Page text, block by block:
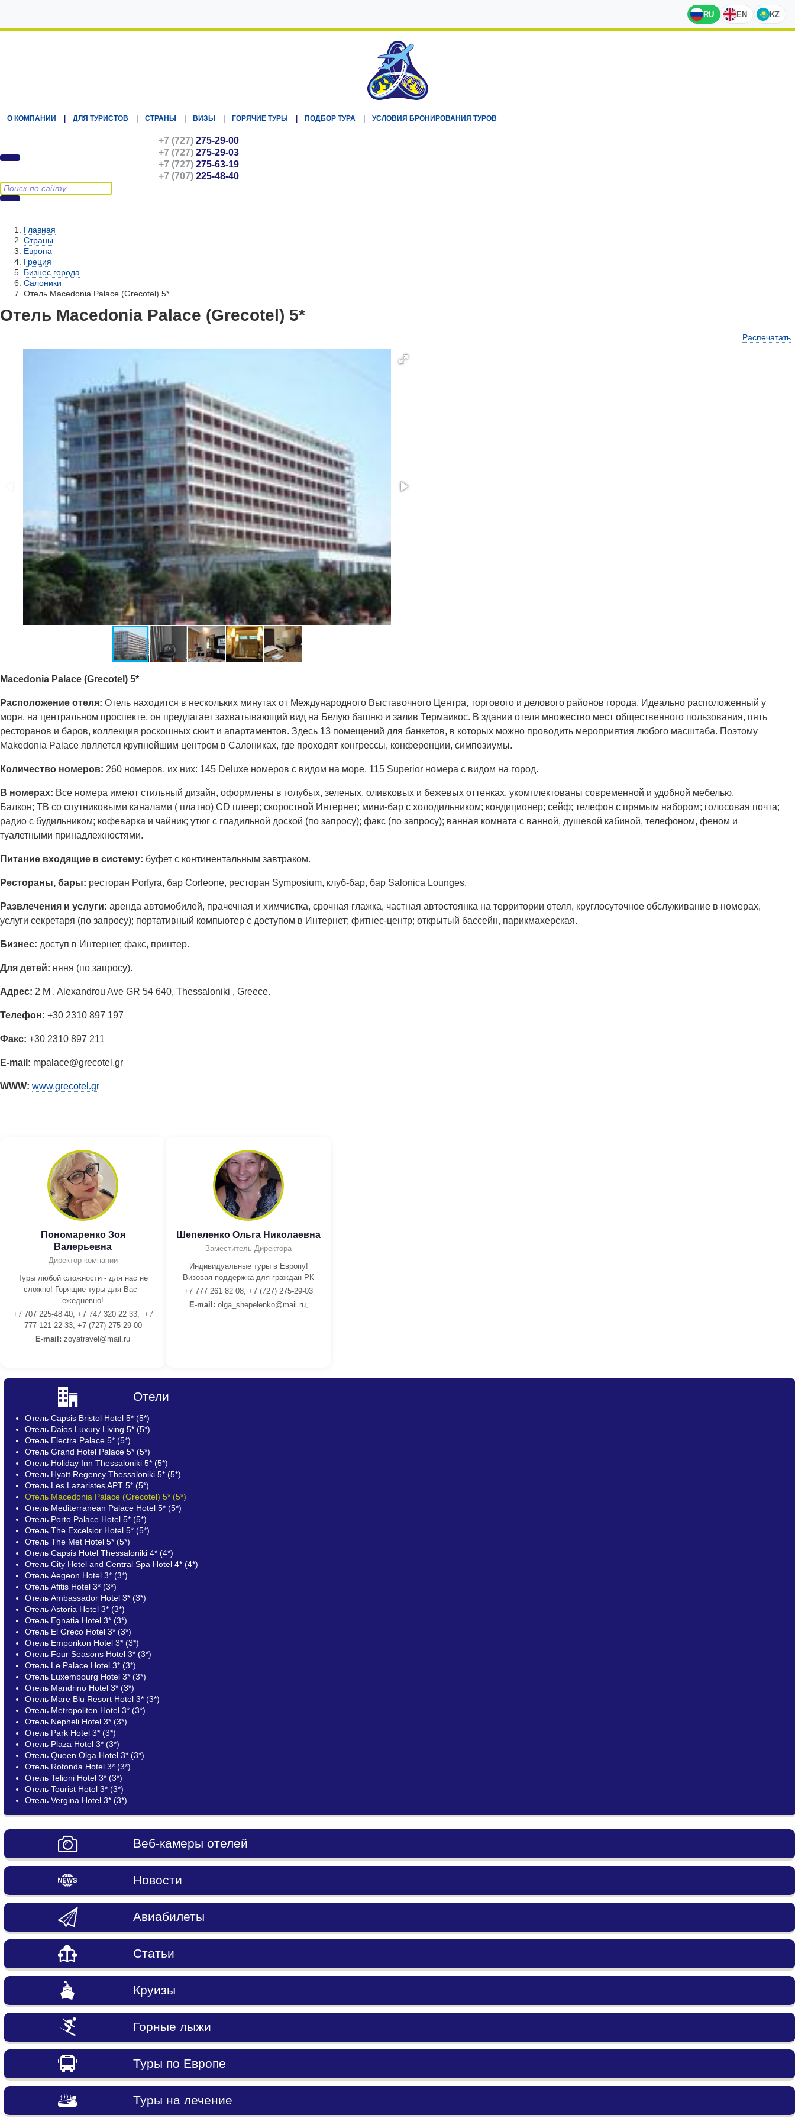
RU EN KZ
О КОМПАНИИ ДЛЯ ТУРИСТОВ СТРАНЫ ВИЗЫ ГОРЯЧИЕ ТУРЫ ПОДБОР ТУРА УСЛОВИЯ БРОНИРОВАНИЯ ТУРОВ
+7 (727) 275-29-00
+7 (727) 275-29-03
+7 (727) 275-63-19
+7 (707) 225-48-40
Главная
Страны
Европа
Греция
Бизнес города
Салоники
Отель Macedonia Palace (Grecotel) 5*
Отель Macedonia Palace (Grecotel) 5*
Распечатать
Macedonia Palace (Grecotel) 5*
Расположение отеля: Отель находится в нескольких минутах от Международного Выставочного Центра, торгового и делового районов города. Идеально расположенный у
моря, на центральном проспекте, он предлагает захватывающий вид на Белую башню и залив Термаикос. В здании отеля множество мест общественного пользования, пять
ресторанов и баров, коллекция роскошных сюит и апартаментов. Здесь 13 помещений для банкетов, в которых можно проводить мероприятия любого масштаба. Поэтому
Makedonia Palace является крупнейшим центром в Салониках, где проходят конгрессы, конференции, симпозиумы.
Количество номеров: 260 номеров, их них: 145 Deluxe номеров с видом на море, 115 Superior номера с видом на город.
В номерах: Все номера имеют стильный дизайн, оформлены в голубых, зеленых, оливковых и бежевых оттенках, укомплектованы современной и удобной мебелью.
Балкон; ТВ со спутниковыми каналами ( платно) CD плеер; скоростной Интернет; мини-бар с холодильником; кондиционер; сейф; телефон с прямым набором; голосовая почта;
радио с будильником; кофеварка и чайник; утюг с гладильной доской (по запросу); факс (по запросу); ванная комната с ванной, душевой кабиной, телефоном, феном и
туалетными принадлежностями.
Питание входящие в систему: буфет с континентальным завтраком.
Рестораны, бары: ресторан Porfyra, бар Corleone, ресторан Symposium, клуб-бар, бар Salonica Lounges.
Развлечения и услуги: аренда автомобилей, прачечная и химчистка, срочная глажка, частная автостоянка на территории отеля, круглосуточное обслуживание в номерах,
услуги секретаря (по запросу); портативный компьютер с доступом в Интернет; фитнес-центр; открытый бассейн, парикмахерская.
Бизнес: доступ в Интернет, факс, принтер.
Для детей: няня (по запросу).
Адрес: 2 M . Alexandrou Ave GR 54 640, Thessaloniki , Greece.
Телефон: +30 2310 897 197
Факс: +30 2310 897 211
E-mail: mpalace@grecotel.gr
WWW: www.grecotel.gr
Пономаренко Зоя
Валерьевна
Директор компании
Туры любой сложности - для нас не
сложно! Горящие туры для Вас -
ежедневно!
+7 707 225-48 40; +7 747 320 22 33, +7
777 121 22 33, +7 (727) 275-29-00
E-mail: zoyatravel@mail.ru
Шепеленко Ольга Николаевна
Заместитель Директора
Индивидуальные туры в Европу!
Визовая поддержка для граждан РК
+7 777 261 82 08; +7 (727) 275-29-03
E-mail: olga_shepelenko@mail.ru,
Отели
Отель Capsis Bristol Hotel 5* (5*)
Отель Daios Luxury Living 5* (5*)
Отель Electra Palace 5* (5*)
Отель Grand Hotel Palace 5* (5*)
Отель Holiday Inn Thessaloniki 5* (5*)
Отель Hyatt Regency Thessaloniki 5* (5*)
Отель Les Lazaristes APT 5* (5*)
Отель Macedonia Palace (Grecotel) 5* (5*)
Отель Mediterranean Palace Hotel 5* (5*)
Отель Porto Palace Hotel 5* (5*)
Отель The Excelsior Hotel 5* (5*)
Отель The Met Hotel 5* (5*)
Отель Capsis Hotel Thessaloniki 4* (4*)
Отель City Hotel and Central Spa Hotel 4* (4*)
Отель Aegeon Hotel 3* (3*)
Отель Afitis Hotel 3* (3*)
Отель Ambassador Hotel 3* (3*)
Отель Astoria Hotel 3* (3*)
Отель Egnatia Hotel 3* (3*)
Отель El Greco Hotel 3* (3*)
Отель Emporikon Hotel 3* (3*)
Отель Four Seasons Hotel 3* (3*)
Отель Le Palace Hotel 3* (3*)
Отель Luxembourg Hotel 3* (3*)
Отель Mandrino Hotel 3* (3*)
Отель Mare Blu Resort Hotel 3* (3*)
Отель Metropoliten Hotel 3* (3*)
Отель Nepheli Hotel 3* (3*)
Отель Park Hotel 3* (3*)
Отель Plaza Hotel 3* (3*)
Отель Queen Olga Hotel 3* (3*)
Отель Rotonda Hotel 3* (3*)
Отель Telioni Hotel 3* (3*)
Отель Tourist Hotel 3* (3*)
Отель Vergina Hotel 3* (3*)
Веб-камеры отелей
Новости
Авиабилеты
Статьи
Круизы
Горные лыжи
Туры по Европе
Туры на лечение